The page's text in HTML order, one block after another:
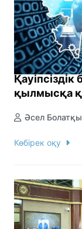
қылмысқа
Әсел
Көбірек оқу